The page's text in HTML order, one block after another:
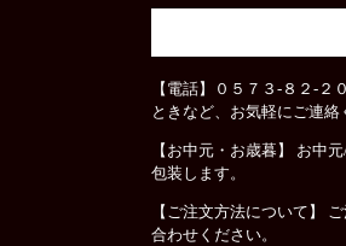
【電話】０５７３-８２-
ときなど、お気軽にご連絡
【お中元・お歳暮】 お中
包装します。
【ご注文方法について】
合わせください。